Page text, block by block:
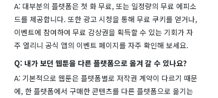
A: 대부분의 플랫폼은 첫 화 무료, 또는 일정량의 무료 에피소
드를 제공합니다. 또한 광고 시청을 통해 무료 쿠키를 얻거나,
이벤트에 참여하여 무료 감상권을 획득할 수 있는 기회가 자
주 열리니 공식 앱의 이벤트 페이지를 자주 확인해 보세요.
Q: 내가 보던 웹툰을 다른 플랫폼으로 옮겨 갈 수 있나요?
A: 기본적으로 웹툰은 플랫폼별로 저작권 계약이 다르기 때문
에, 한 플랫폼에서 구매한 콘텐츠를 다른 플랫폼으로 옮기는